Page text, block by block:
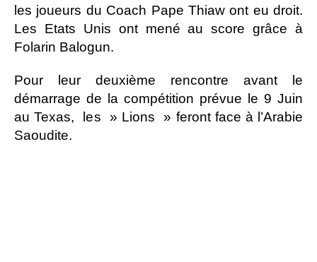
les joueurs du Coach Pape Thiaw ont eu droit.
Les Etats Unis ont mené au score grâce à
Folarin Balogun.
Pour leur deuxième rencontre avant le
démarrage de la compétition prévue le 9 Juin
au Texas, les » Lions » feront face à l’Arabie
Saoudite.